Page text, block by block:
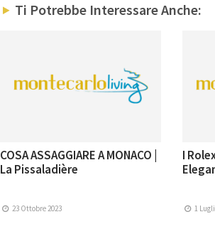
Ti Potrebbe Interessare Anche:
COSA ASSAGGIARE A MONACO |
La Pissaladière
23 Ottobre 2023
I
1